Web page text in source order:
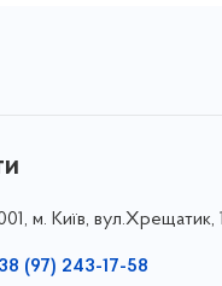
м. Київ, вул.Хрещатик,
(97) 243-17-58